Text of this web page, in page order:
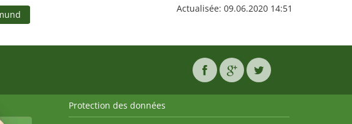
Actualisée: 09.06.2020 14:51
Protection des données